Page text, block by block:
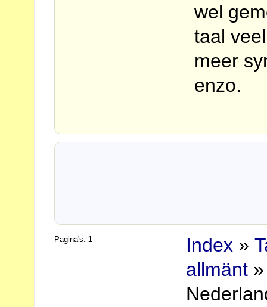
wel
taal
meer
enzo.
Pagina's:1 Index »
allmänt